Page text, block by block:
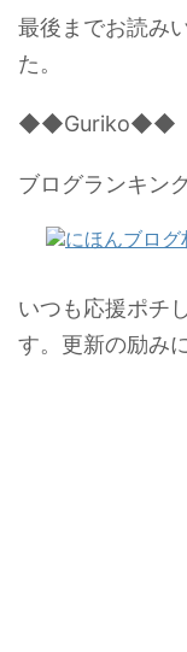
最後までお読み
た。
◆◆Guriko◆◆
ブログランキン
いつも応援ポチ
す。更新の励み